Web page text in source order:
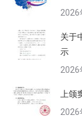
2026
关于
示
2026
上
2026